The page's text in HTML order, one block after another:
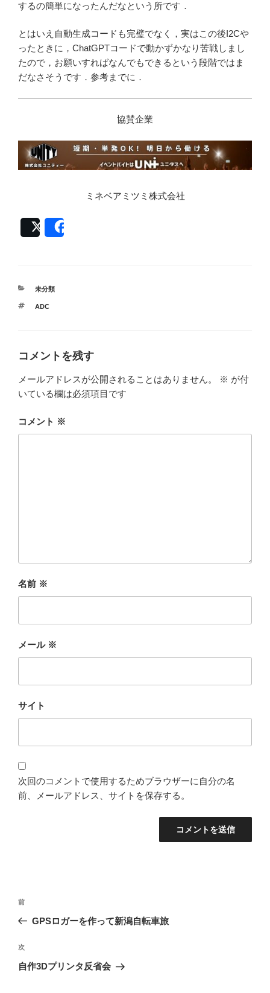
するの簡単になったんだなという所です．
とはいえ自動生成コードも完璧でなく，実はこの後I2Cや
ったときに，ChatGPTコードで動かずかなり苦戦しまし
たので，お願いすればなんでもできるという段階ではま
だなさそうです．参考までに．
協賛企業
ミネベアミツミ株式会社
Post
カ
ゴ
未分類
タ
ADC
コメントを残す
メールアドレスが公開されることはありません。 ※ が付
いている欄は必須項目です
コメント ※
名前 ※
メール ※
サイト
次回のコメントで使用するためブラウザーに自分の名
前、メールアドレス、サイトを保存する。
投
ナ
ビ
ゲ
過
去
投
稿
前
GPSロガーを作って新潟自転車旅
次
の
次
自作3Dプリンタ反省会